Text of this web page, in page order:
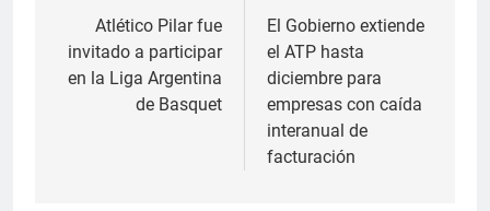
Atlético Pilar fue
invitado a participar
en la Liga Argentina
de Basquet
El Gobierno extiende
el ATP hasta
diciembre para
empresas con caída
interanual de
facturación